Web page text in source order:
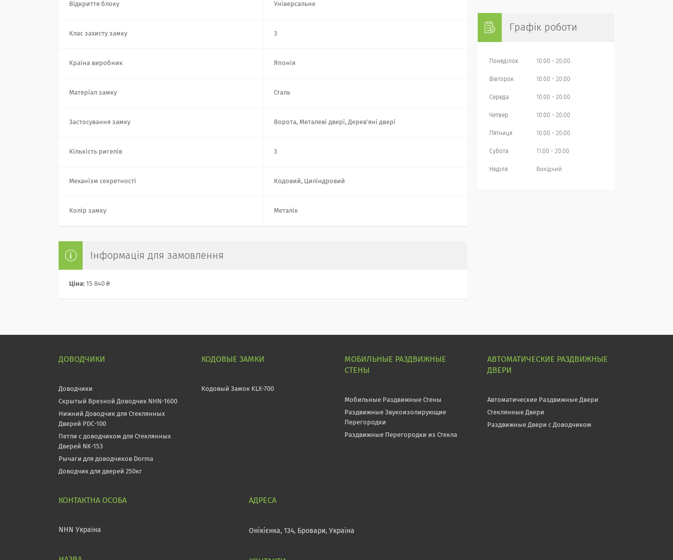
Відкриття блоку Універсальне
Клас захисту замку 3
Країна виробник Японія
Матеріал замку Сталь
Застосування замку Ворота, Металеві двері, Дерев'яні двері
Кількість ригелів 3
Механізм секретності Кодовий, Циліндровий
Колір замку Металік
Інформація для замовлення
Ціна: 15 840 ₴
Графік роботи
Понеділок 10:00 20:00
Вівторок 10:00 20:00
Середа 10:00 20:00
Четвер 10:00 20:00
Пʼятниця 10:00 20:00
Субота 11:00 20:00
Неділя Вихідний
ДОВОДЧИКИ
Доводчики
Скрытый Врезной Доводчик NHN-1600
Нижний Доводчик для Стеклянных
Дверей PDC-100
Петли с доводчиком для Стеклянных
Дверей NK-153
Рычаги для доводчиков Dorma
Доводчик для дверей 250кг
КОДОВЫЕ ЗАМКИ
Кодовый Замок KLX-700
МОБИЛЬНЫЕ РАЗДВИЖНЫЕ
СТЕНЫ
Мобильные Раздвижные Стены
Раздвижные Звукоизолирующие
Перегородки
Раздвижные Перегородки из Стекла
АВТОМАТИЧЕСКИЕ РАЗДВИЖНЫЕ
ДВЕРИ
Автоматические Раздвижные Двери
Стеклянные Двери
Раздвижные Двери с Доводчиком
NHN Україна Онікієнка, 134, Бровари, Україна